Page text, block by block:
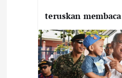
teruskan membaca